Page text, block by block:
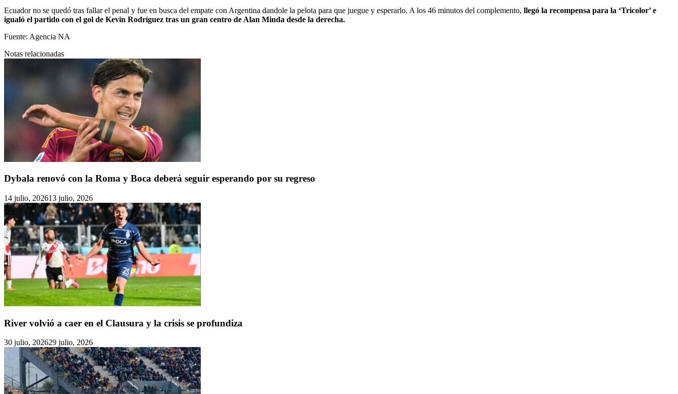
Ecuador no se quedó tras fallar el penal y fue en busca del empate con Argentina dandole la pelota para que juegue y esperarlo. A los 46 minutos del complemento, llegó la recompensa para la ‘Tricolor’ e
igualó el partido con el gol de Kevin Rodríguez tras un gran centro de Alan Minda desde la derecha.
Fuente: Agencia NA
Notas relacionadas
Dybala renovó con la Roma y Boca deberá seguir esperando por su regreso
14 julio, 202613 julio, 2026
River volvió a caer en el Clausura y la crisis se profundiza
30 julio, 202629 julio, 2026